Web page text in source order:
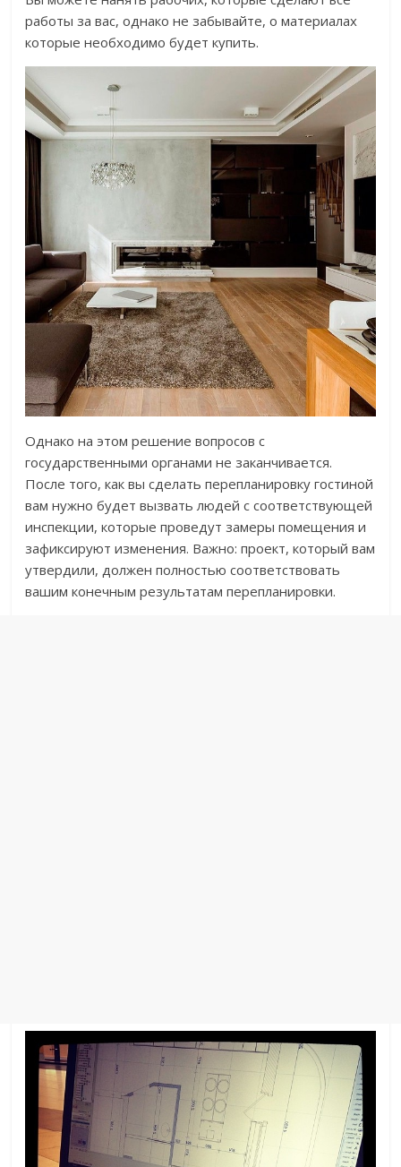
работы за вас, однако не забывайте, о материалах
которые необходимо будет купить.
Однако на этом решение вопросов с
государственными органами не заканчивается.
После того, как вы сделать перепланировку гостиной
вам нужно будет вызвать людей с соответствующей
инспекции, которые проведут замеры помещения и
зафиксируют изменения. Важно: проект, который вам
утвердили, должен полностью соответствовать
вашим конечным результатам перепланировки.